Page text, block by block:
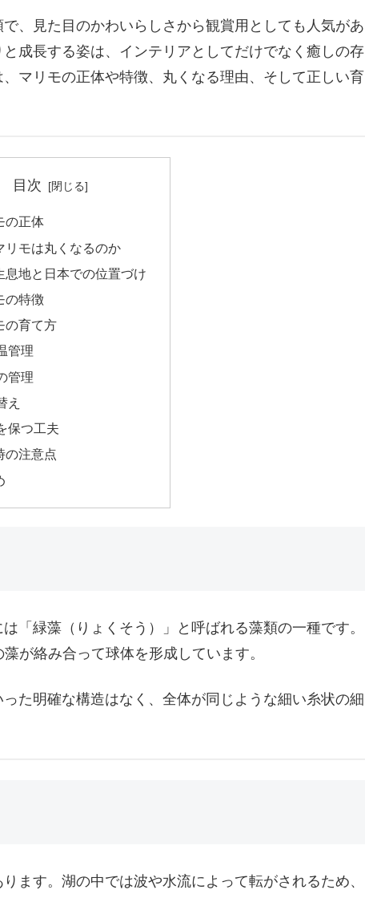
、見た目のかわいらしさから観賞用としても人気があ
成長する姿は、インテリアとしてだけでなく癒しの存
マリモの正体や特徴、丸くなる理由、そして正しい育
目次
の正体
リモは丸くなるのか
息地と日本での位置づけ
の特徴
の育て方
管理
管理
え
保つ工夫
の注意点
「緑藻（りょくそう）」と呼ばれる藻類の一種です。
が絡み合って球体を形成しています。
た明確な構造はなく、全体が同じような細い糸状の細
ます。湖の中では波や水流によって転がされるため、